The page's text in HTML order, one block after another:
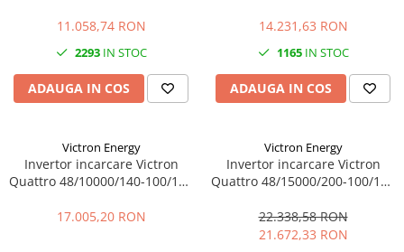
PowerAssist
11.058,74 RON
2293IN STOC
ADAUGA IN COS
PowerAssist
14.231,63 RON
1165IN STOC
ADAUGA IN COS
Victron Energy
Invertor incarcare Victron
Quattro 48/10000/140-100/100
PowerAssist
17.005,20 RON
Victron Energy
Invertor incarcare Victron
Quattro 48/15000/200-100/100
PowerAssist
22.338,58 RON
21.672,33 RON